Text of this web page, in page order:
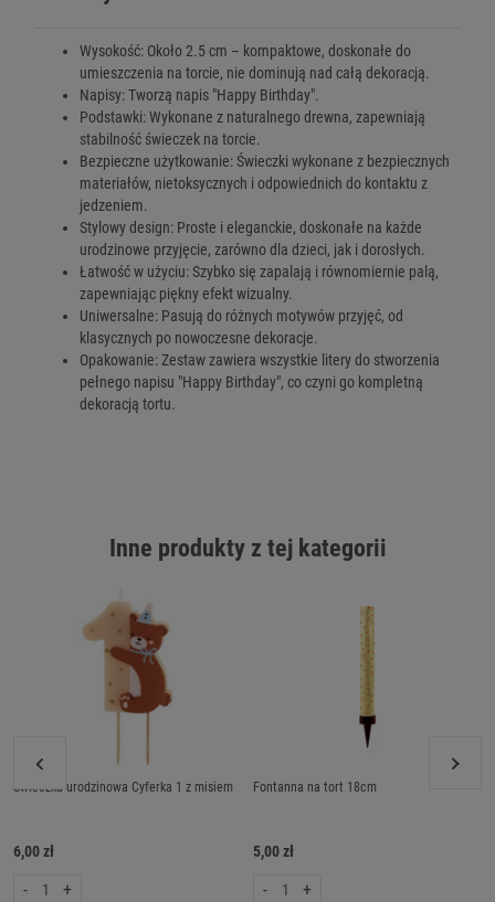
Wysokość: Około 2.5 cm – kompaktowe, doskonałe do
umieszczenia na torcie, nie dominują nad całą dekoracją.
Napisy: Tworzą napis "Happy Birthday".
Podstawki: Wykonane z naturalnego drewna, zapewniają
stabilność świeczek na torcie.
Bezpieczne użytkowanie: Świeczki wykonane z bezpiecznych
materiałów, nietoksycznych i odpowiednich do kontaktu z
jedzeniem.
Stylowy design: Proste i eleganckie, doskonałe na każde
urodzinowe przyjęcie, zarówno dla dzieci, jak i dorosłych.
Łatwość w użyciu: Szybko się zapalają i równomiernie palą,
zapewniając piękny efekt wizualny.
Uniwersalne: Pasują do różnych motywów przyjęć, od
klasycznych po nowoczesne dekoracje.
Opakowanie: Zestaw zawiera wszystkie litery do stworzenia
pełnego napisu "Happy Birthday", co czyni go kompletną
dekoracją tortu.
Inne produkty z tej kategorii
Świeczka urodzinowa Cyferka 1 z misiem
6,00 zł
- +
Fontanna na tort 18cm
5,00 zł
- +